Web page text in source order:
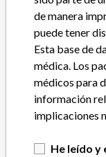
GENERAL
AS GE
Dirección del
de manera
puede tener
Esta base de
médica. Los
médicos para
información
implicaciones
He leído y